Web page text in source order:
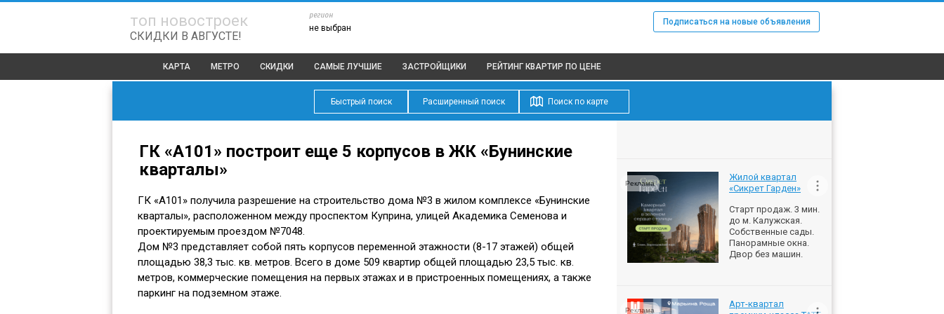
топ новостроек
СКИДКИ В АВГУСТЕ!
регион
не выбран
Подписаться на новые объявления
КАРТА МЕТРО СКИДКИ САМЫЕ ЛУЧШИЕ ЗАСТРОЙЩИКИ РЕЙТИНГ КВАРТИР ПО ЦЕНЕ
Быстрый поиск Расширенный поиск Поиск по карте
ГК «А101» построит еще 5 корпусов в ЖК «Бунинские
кварталы»
ГК «А101» получила разрешение на строительство дома №3 в жилом комплексе «Бунинские
кварталы», расположенном между проспектом Куприна, улицей Академика Семенова и
проектируемым проездом №7048.
Дом №3 представляет собой пять корпусов переменной этажности (8-17 этажей) общей
площадью 38,3 тыс. кв. метров. Всего в доме 509 квартир общей площадью 23,5 тыс. кв.
метров, коммерческие помещения на первых этажах и в пристроенных помещениях, а также
паркинг на подземном этаже.
Жилой квартал
«Сикрет Гарден»
Старт продаж. 3 мин.
до м. Калужская.
Собственные сады.
Панорамные окна.
Двор без машин.
Реклама
Арт-квартал
Реклама